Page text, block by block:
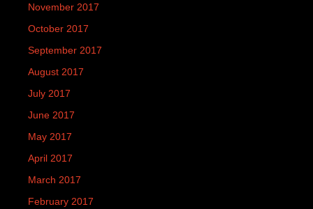
November 2017
October 2017
September 2017
August 2017
July 2017
June 2017
May 2017
April 2017
March 2017
February 2017